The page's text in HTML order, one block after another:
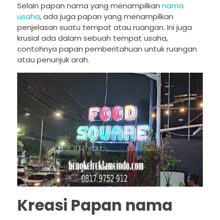
Selain papan nama yang menampilkan nama
usaha, ada juga papan yang menampilkan
penjelasan suatu tempat atau ruangan. Ini juga
krusial ada dalam sebuah tempat usaha,
contohnya papan pemberitahuan untuk ruangan
atau penunjuk arah.
Kreasi Papan nama